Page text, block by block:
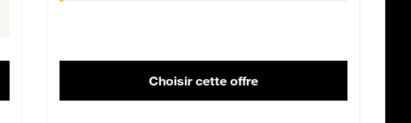
Choisir cette offre